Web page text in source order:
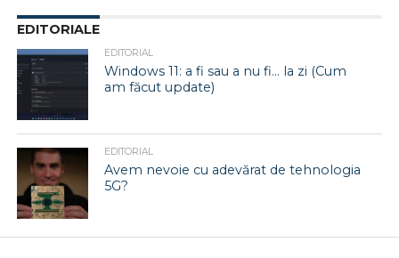
EDITORIALE
EDITORIAL
Windows 11: a fi sau a nu fi… la zi (Cum
am făcut update)
EDITORIAL
Avem nevoie cu adevărat de tehnologia
5G?